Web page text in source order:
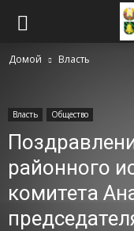
Домой Власть
Власть Общество
районного
комитета